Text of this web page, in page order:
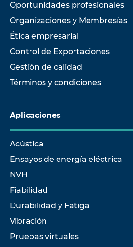
Oportunidades profesionales
Organizaciones y Membresías
Ética empresarial
Control de Exportaciones
Gestión de calidad
Términos y condiciones
Aplicaciones
Acústica
Ensayos de energía eléctrica
NVH
Fiabilidad
Durabilidad y Fatiga
Vibración
Pruebas virtuales